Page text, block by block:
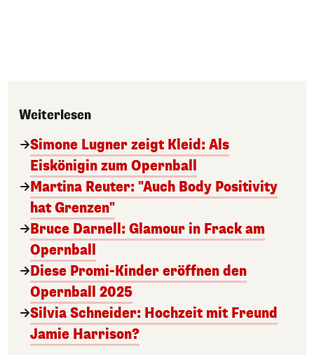
Weiterlesen
Simone Lugner zeigt Kleid: Als
Eiskönigin zum Opernball
Martina Reuter: "Auch Body Positivity
hat Grenzen"
Bruce Darnell: Glamour in Frack am
Opernball
Diese Promi-Kinder eröffnen den
Opernball 2025
Silvia Schneider: Hochzeit mit Freund
Jamie Harrison?